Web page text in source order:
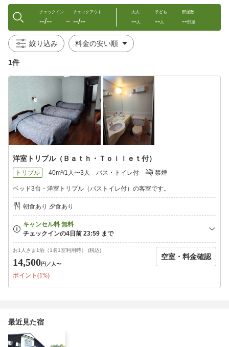
用ください。
※近隣に飲食店・コンビニはございませんのでご注意下さい
オススメポイント♪
・観光拠点に便利で、自然を満喫できるロケーション！
・森吉山ゴンドラまで車で3分。近隣には素晴らしい景色が広がり
＜ご夕食＞
郷土料理『きりたんぽ鍋』をはじめ、『懐石風和食』をご用意。
＜ご朝食＞
身体に優しい味わいの『和定食』で、元気な一日のスタートをど
うぞ。
◆ 周辺観光 ◆
森吉山ゴンドラで気軽に登山を楽しみ、自然の美しさを満喫して
ください。
近隣の温泉もぜひお立ち寄りください。
※（ ）内は、当館より車での所要時間目安です。
・安の滝（60分）ー日本の滝100選
・くまくま園（60分）ー熊専門動物園
・阿仁スキー場（3分）ー樹氷鑑賞も楽しめます（三大樹氷の１つ
です）
チェックイン
--/-- 〜
チェックアウト
--/--
大人
--人
子ども
--人
部屋数
--部屋
絞り込み
1件
洋室トリプル（Ｂａｔｈ・Ｔｏｉｌｅｔ付）
トリプル 40m²/1人〜3人 バス・トイレ付 禁煙
ベッド3台・洋室トリプル（バストイレ付）の客室です。
朝食あり 夕食あり
お1人さま1泊（1名1室利用時） (税込)
14,500円 ／人〜
ポイント(1%)
空室・料金確認
最近見た宿